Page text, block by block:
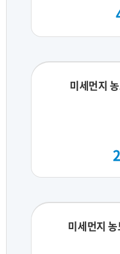
미세먼지
미세먼지